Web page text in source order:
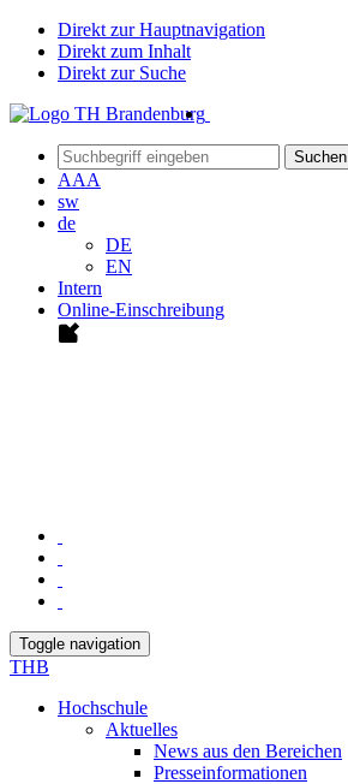
Direkt zur Hauptnavigation
Direkt zum Inhalt
Direkt zur Suche
Suchen
AAA
sw
de
DE
EN
Intern
Online-Einschreibung
Toggle navigation
THB
Hochschule
Aktuelles
News aus den Bereichen
Presseinformationen